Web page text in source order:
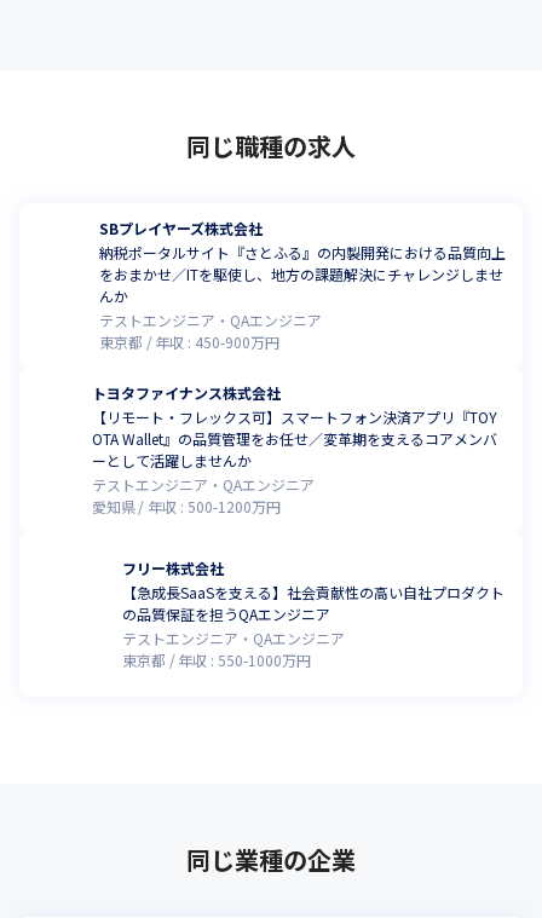
同じ職種の求人
SBプレイヤーズ株式会社
納税ポータルサイト『さとふる』の内製開発における品質向上
をおまかせ／ITを駆使し、地方の課題解決にチャレンジしませ
んか
テストエンジニア・QAエンジニア
東京都
年収 : 450-900万円
トヨタファイナンス株式会社
【リモート・フレックス可】スマートフォン決済アプリ『TOY
OTA Wallet』の品質管理をお任せ／変革期を支えるコアメンバ
ーとして活躍しませんか
テストエンジニア・QAエンジニア
愛知県
年収 : 500-1200万円
フリー株式会社
【急成長SaaSを支える】社会貢献性の高い自社プロダクト
の品質保証を担うQAエンジニア
テストエンジニア・QAエンジニア
東京都
年収 : 550-1000万円
同じ業種の企業